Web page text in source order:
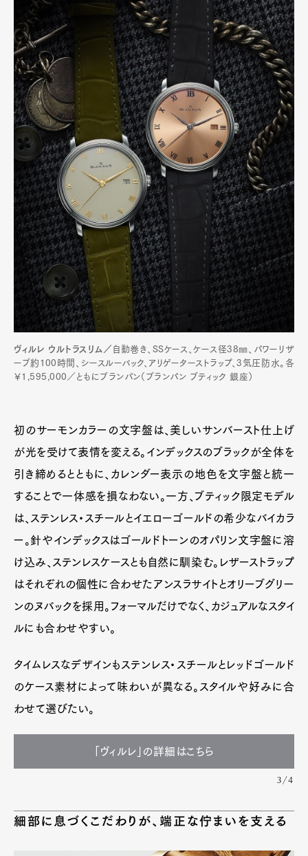
ヴィルレ ウルトラスリム／ 自動巻き、SSケース、ケース径38㎜、パワーリザ
ーブ約100時間、シースルーバック、アリゲーターストラップ、3気圧防水。各
￥1,595,000／ともにブランパン（ブランパン ブティック 銀座）
初のサーモンカラーの文字盤は、美しいサンバースト仕上げ
が光を受けて表情を変える。インデックスのブラックが全体を
引き締めるとともに、カレンダー表示の地色を文字盤と統一
することで一体感を損なわない。一方、ブティック限定モデル
は、ステンレス・スチールとイエローゴールドの希少なバイカラ
ー。針やインデックスはゴールドトーンのオパリン文字盤に溶
け込み、ステンレスケースとも自然に馴染む。レザーストラップ
はそれぞれの個性に合わせたアンスラサイトとオリーブグリー
ンのヌバックを採用。フォーマルだけでなく、カジュアルなスタイ
ルにも合わせやすい。
タイムレスなデザインもステンレス・スチールとレッドゴールド
のケース素材によって味わいが異なる。スタイルや好みに合
わせて選びたい。
「ヴィルレ」の詳細はこちら
3/4
細部に息づくこだわりが、端正な佇まいを支える